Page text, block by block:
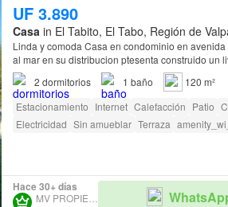
UF 3.890
Casa in El Tabito, El Tabo, Región de
Linda y comoda Casa en condominio en
al mar en su distribucion ptesenta construido un living comedor y Cocina con logia y dos
dormitorios y 1 baño . Terraza techada y con raf…
2 dormitorios 1 baño
120 m²
Estacionamiento Internet Calefacción Patio
Electricidad Sin amueblar Terraza
Hace 30+ días